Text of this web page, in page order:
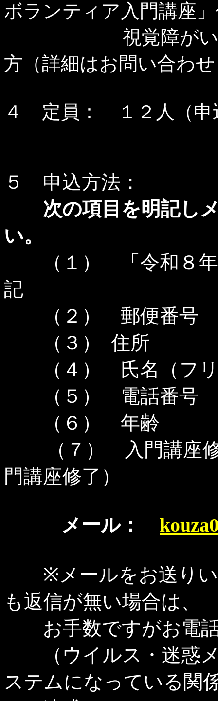
ボランティア入門講座
視覚障がい援助
方（詳細はお問い合わ
４ 定員： １２人（申
５ 申込方法：
次の項目を明記し
い。
（１） 「令和８年
記
（２） 郵便番号
（３） 住所
（４） 氏名（フリ
（５） 電話番号
（６） 年齢
（７） 入門講座
門講座修了）
メール：
※メールをお送りい
も返信が無い場合は、
お手数ですがお電
（ウイルス・迷惑メ
ステムになっている関